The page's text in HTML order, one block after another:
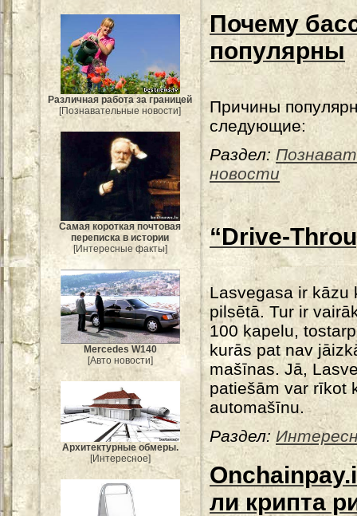
Различная работа за границей
[Познавательные новости]
Самая короткая почтовая
переписка в истории
[Интересные факты]
Mercedes W140
[Авто новости]
Архитектурные обмеры.
[Интересное]
Почему
популярны
Причины
следующие:
Раздел:
новости
“Drive-
Lasvegasa ir kāzu
pilsētā. Tur ir
100 kapelu,
kurās pat nav
mašīnas. Jā,
patiešām var rīkot
automašīnu.
Раздел:
ли крипта